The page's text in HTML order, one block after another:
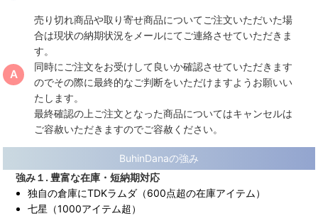
売り切れ商品や取り寄せ商品についてご注文いただいた場
合は現状の納期状況をメールにてご連絡させていただきま
す。
同時にご注文をお受けして良いか確認させていただきます
のでその際に最終的なご判断をいただけますようお願いい
たします。
最終確認の上ご注文となった商品についてはキャンセルは
ご容赦いただきますのでご容赦ください。
BuhinDanaの強み
強み１. 豊富な在庫・短納期対応
独自の倉庫にTDKラムダ（600点超の在庫アイテム）
七星（1000アイテム超）